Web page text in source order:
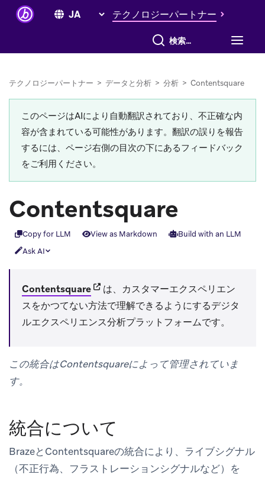
テクノロジーパートナー
すべて検索
テクノロジーパートナー > データと分析 > 分析 > Contentsquare
このページはAIにより自動翻訳されており、不正確な内
容が含まれている可能性があります。翻訳の誤りを報告
するには、ページ右側の目次の下にあるフィードバック
をご利用ください。
Contentsquare
Copy for LLM View as Markdown
Build with an LLM
Ask AI
Contentsquare(opens in new tab)
は、カスタマーエクスペリエン
スをかつてない方法で理解できるようにするデジタ
ルエクスペリエンス分析プラットフォームです。
この統合はContentsquareによって管理されていま
す。
統合について
BrazeとContentsquareの統合により、ライブシグナル
（不正行為、フラストレーションシグナルなど）を